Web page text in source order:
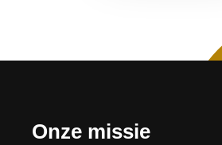
Onze missie